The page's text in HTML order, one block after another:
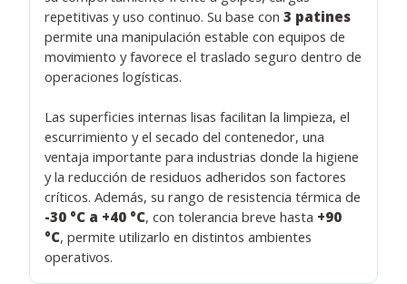
repetitivas y uso continuo. Su base con3 patines
permite una manipulación estable con equipos de
movimiento y favorece el traslado seguro dentro de
operaciones logísticas.
Las superficies internas lisas facilitan la limpieza, el
escurrimiento y el secado del contenedor, una
ventaja importante para industrias donde la higiene
y la reducción de residuos adheridos son factores
críticos. Además, su rango de resistencia térmica de
-30 °C a +40 °C, con tolerancia breve hasta +90
°C, permite utilizarlo en distintos ambientes
operativos.